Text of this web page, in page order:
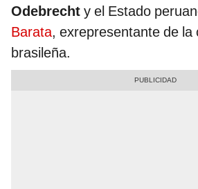
Odebrecht y el Estado
Barata, exrepresentante de la
brasileña.